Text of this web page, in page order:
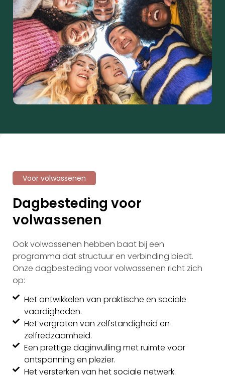
Voor volwassenen
Dagbesteding voor
volwassenen
Ook volwassenen hebben baat bij een
programma dat structuur en verbinding biedt.
Onze dagbesteding voor volwassenen richt zich
op:
Het ontwikkelen van praktische en sociale
vaardigheden.
Het vergroten van zelfstandigheid en
zelfredzaamheid.
Een prettige daginvulling met ruimte voor
ontspanning en plezier.
Het versterken van het sociale netwerk.